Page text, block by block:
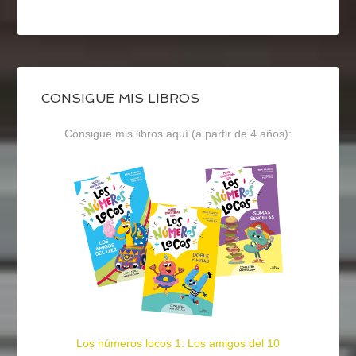
CONSIGUE MIS LIBROS
Consigue mis libros aquí (a partir de 4 años):
Los números locos 1: Los amigos del 10